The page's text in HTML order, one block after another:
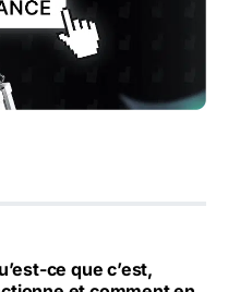
ce que c’est,